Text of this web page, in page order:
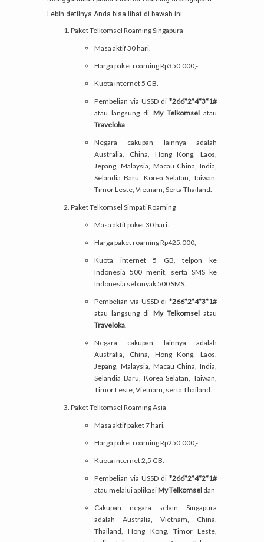
Lebih detilnya Anda bisa lihat di bawah ini:
Paket Telkomsel Roaming Singapura
Masa aktif 30 hari.
Harga paket roaming Rp350.000,-
Kuota internet 5 GB.
Pembelian via USSD di *266*2*4*3*1#
atau langsung di My Telkomselatau
Traveloka
Negara cakupan lainnya adalah
Australia, China, Hong Kong, Laos,
Jepang, Malaysia, Macau China, India,
Selandia Baru, Korea Selatan, Taiwan,
Timor Leste, Vietnam, Serta Thailand.
Paket Telkomsel Simpati Roaming
Masa aktif paket 30 hari.
Harga paket roaming Rp425.000,-
Kuota internet 5 GB, telpon ke
Indonesia 500 menit, serta SMS ke
Indonesia sebanyak 500 SMS.
Pembelian via USSD di *266*2*4*3*1#
atau langsung di My Telkomselatau
Traveloka
Negara cakupan lainnya adalah
Australia, China, Hong Kong, Laos,
Jepang, Malaysia, Macau China, India,
Selandia Baru, Korea Selatan, Taiwan,
Timor Leste, Vietnam, serta Thailand.
Paket Telkomsel Roaming Asia
Masa aktif paket 7 hari.
Harga paket roaming Rp250.000,-
Kuota internet 2,5 GB.
Pembelian via USSD di *266*2*4*2*1#
atau melalui aplikasiMy Telkomsel dan
Cakupan negara selain Singapura
adalah Australia, Vietnam, China,
Thailand, Hong Kong, Timor Leste,